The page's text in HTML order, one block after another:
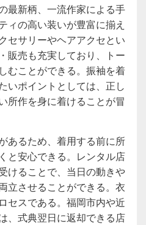
最新柄、一流作家による手
ィの高い装いが豊富に揃え
セサリーやヘアアクセとい
販売も充実しており、トー
むことができる。振袖を着
いポイントとしては、正し
所作を身に着けることが冒
あるため、着用する前に所
と安心できる。レンタル店
けることで、当日の動きや
立させることができる。衣
セスである。福岡市内や近
、式典翌日に返却できる店